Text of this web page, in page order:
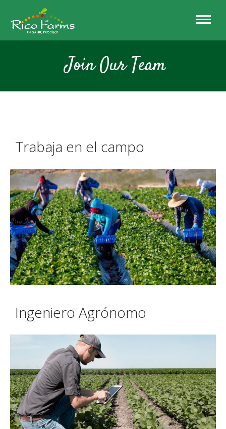
Join Our Team
Trabaja en el campo
Más información
Ingeniero Agrónomo